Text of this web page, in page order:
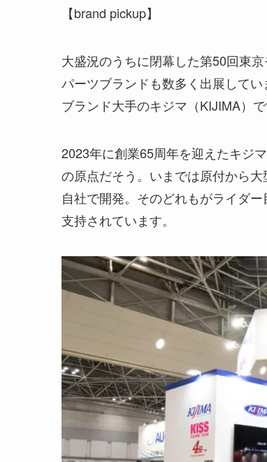
【brand pickup】
大盛況のうちに閉幕した第50回東
パーツブランドも数多く出展して
ブランド大手のキジマ（KIJIMA）で
2023年に創業65周年を迎えたキジ
の原点だそう。いまでは原付から
自社で開発。そのどれもがライダ
支持されています。